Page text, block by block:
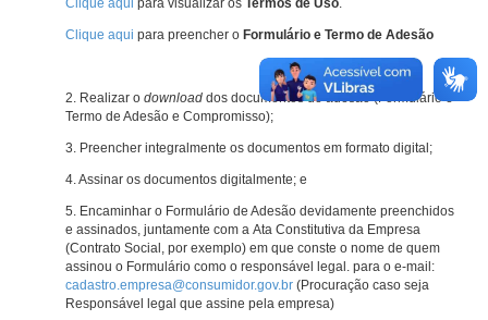
Clique aqui para visualizar os Termos de Uso.
Clique aqui para preencher o Formulário e Termo de Adesão
2. Realizar o download dos documentos de adesão (Formulário e
Termo de Adesão e Compromisso);
3. Preencher integralmente os documentos em formato digital;
4. Assinar os documentos digitalmente; e
5. Encaminhar o Formulário de Adesão devidamente preenchidos
e assinados, juntamente com a Ata Constitutiva da Empresa
(Contrato Social, por exemplo) em que conste o nome de quem
assinou o Formulário como o responsável legal. para o e-mail:
cadastro.empresa@consumidor.gov.br (Procuração caso seja
Responsável legal que assine pela empresa)